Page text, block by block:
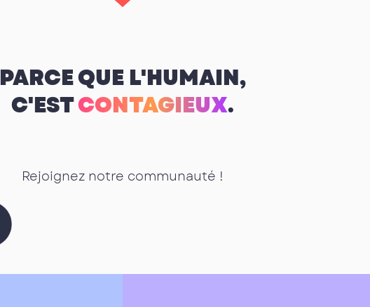
PARCE QUE L'HUMAIN,
C'ESTCONTAGIEUX.
Rejoignez notre communauté !